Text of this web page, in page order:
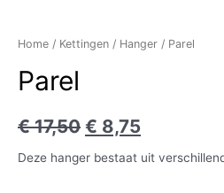
Home / Kettingen / Hanger / Parel
Parel
€17,50 € 8,75
Deze hanger bestaat uit